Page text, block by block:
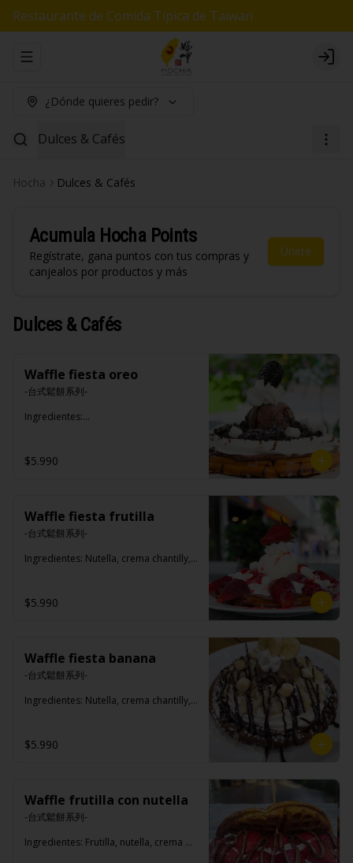
Restaurante de Comida Típica de Taiwan
Abrir menu de navegación Login
¿Dónde quieres pedir?
Dulces & Cafés
Hocha Dulces & Cafés
Acumula Hocha Points
Regístrate, gana puntos con tus compras y
canjealos por productos y más
Únete
Dulces & Cafés
Waffle fiesta oreo
-台式鬆餅系列-
Ingredientes:
helado y azúcar flour.
$5.990
Waffle fiesta frutilla
-台式鬆餅系列-
Ingredientes: Nutella, crema chantilly,
frutilla, azúcar flor.
$5.990
Waffle fiesta banana
-台式鬆餅系列-
Ingredientes: Nutella, crema chantilly,
platano, azúcar flor
$5.990
Waffle frutilla con nutella
-台式鬆餅系列-
Ingredientes: Frutilla, nutella, crema